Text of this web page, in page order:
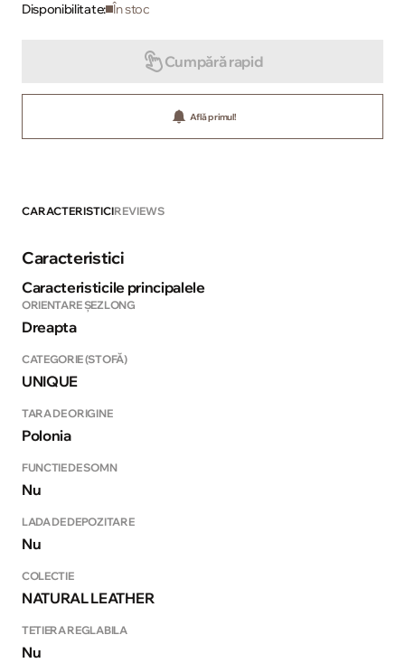
Disponibilitate: În stoc
Cumpără rapid
Află primul!
CARACTERISTICIREVIEWS
Caracteristici
Caracteristicile principalele
ORIENTARE ȘEZLONG
Dreapta
CATEGORIE (STOFĂ)
UNIQUE
TARA DE ORIGINE
Polonia
FUNCTIE DE SOMN
Nu
LADA DE DEPOZITARE
Nu
COLECTIE
NATURAL LEATHER
TETIERA REGLABILA
Nu